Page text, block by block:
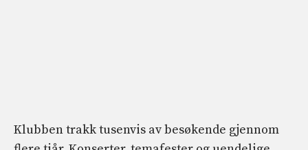
Klubben trakk tusenvis av besøkende gjennom